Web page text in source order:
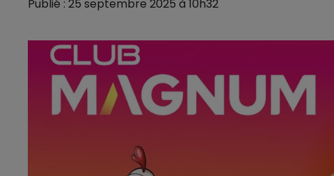
Publié : 25 septembre 2025 à 10h32